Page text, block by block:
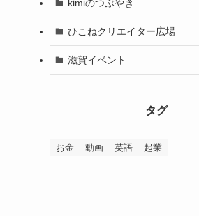
kimiのつぶやき
ひこねクリエイター広場
滋賀イベント
タグ
お金 動画 英語 起業